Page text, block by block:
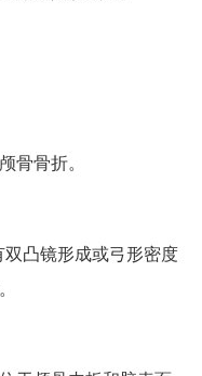
骨骨折。
凸镜形成或弓形密度